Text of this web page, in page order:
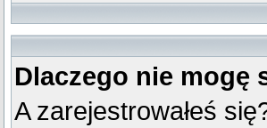
Dlaczego nie mogę
A zarejestrowałeś